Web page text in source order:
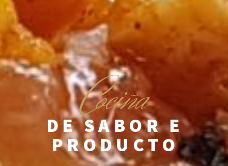
C
ociña
DE SABOR E
PRODUCTO